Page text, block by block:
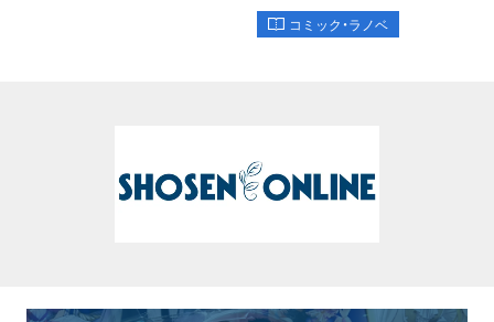
コミック・ラノベ